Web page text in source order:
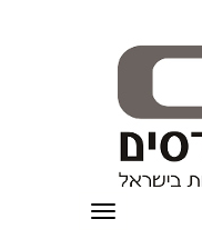
תפריט